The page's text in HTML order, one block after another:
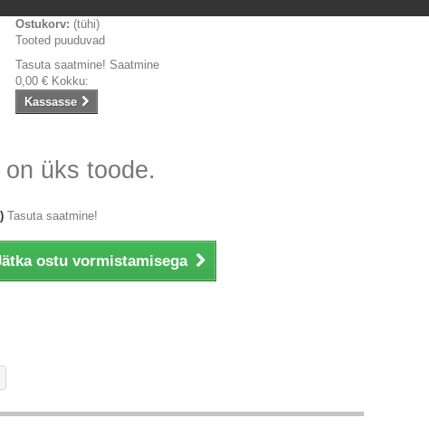
Ostukorv: (tühi)
Tooted puuduvad
Tasuta saatmine! Saatmine
0,00 € Kokku:
Kassasse
üks toode.
Tasuta saatmine!
ostu vormistamisega